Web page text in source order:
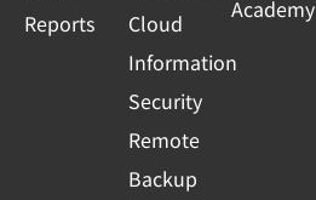
Reports
Cloud
Information
Security
Remote
Backup
Academy